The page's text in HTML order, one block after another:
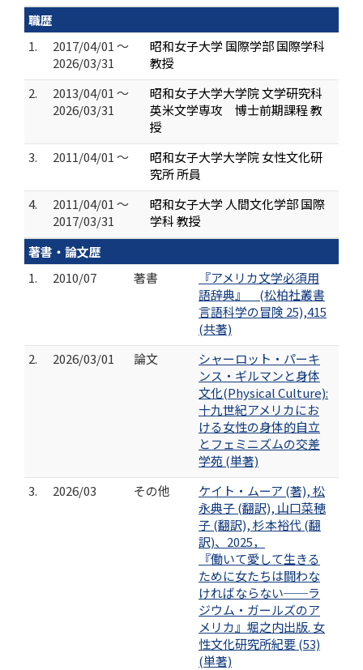
職歴
1.
2017/04/01 ～
2026/03/31
昭和女子大学 国際学部 国際学科
教授
2.
2013/04/01 ～
2026/03/31
昭和女子大学大学院 文学研究科
英米文学専攻 博士前期課程 教
授
3.
2011/04/01 ～
昭和女子大学大学院 女性文化研
究所 所員
4.
2011/04/01 ～
2017/03/31
昭和女子大学 人間文化学部 国際
学科 教授
著書・論文歴
1.
2010/07 著書
『アメリカ文学必須用
語辞典』 (松柏社叢書
言語科学の冒険 25),415
(共著)
2.
2026/03/01 論文
シャーロット・パーキ
ンス・ギルマンと身体
文化(Physical Culture):
十九世紀アメリカにお
ける女性の身体的自立
とフェミニズムの交差
学苑 (単著)
3.
2026/03 その他
ケイト・ムーア (著), 松
永典子 (翻訳), 山口菜穂
子 (翻訳), 杉本裕代 (翻
訳)、2025，
『働いて愛して生きる
ために女たちは闘わな
ければならない──ラ
ジウム・ガールズのア
メリカ』堀之内出版. 女
性文化研究所紀要 (53)
(単著)